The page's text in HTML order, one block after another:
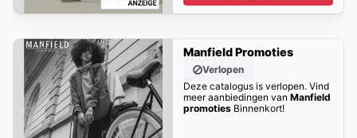
Manfield Promoties
Verlopen
Deze catalogus is verlopen. Vind
meer aanbiedingen van Manfield
promotiesBinnenkort!